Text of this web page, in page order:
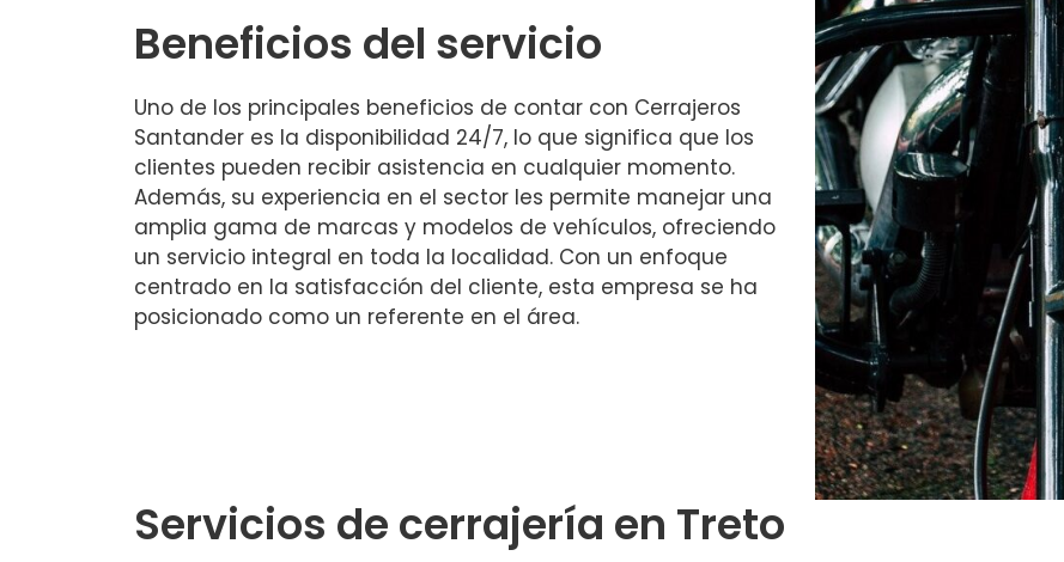
Beneficios del servicio
Uno de los principales beneficios de contar con Cerrajeros
Santander es la disponibilidad 24/7, lo que significa que los
clientes pueden recibir asistencia en cualquier momento.
Además, su experiencia en el sector les permite manejar una
amplia gama de marcas y modelos de vehículos, ofreciendo
un servicio integral en toda la localidad. Con un enfoque
centrado en la satisfacción del cliente, esta empresa se ha
posicionado como un referente en el área.
Servicios de cerrajería en Treto